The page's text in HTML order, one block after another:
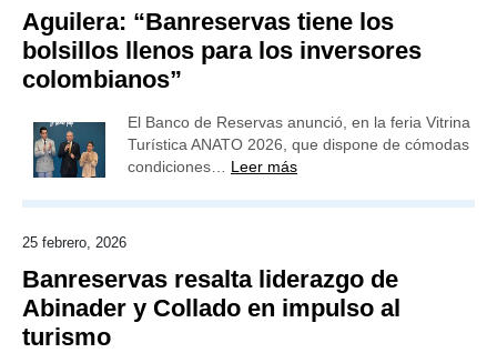
Aguilera: “Banreservas tiene los
bolsillos llenos para los inversores
colombianos”
El Banco de Reservas anunció, en la feria Vitrina
Turística ANATO 2026, que dispone de cómodas
condiciones… Leer más
25 febrero, 2026
Banreservas resalta liderazgo de
Abinader y Collado en impulso al
turismo